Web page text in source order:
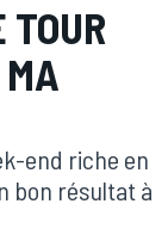
end riche en
bon résultat à